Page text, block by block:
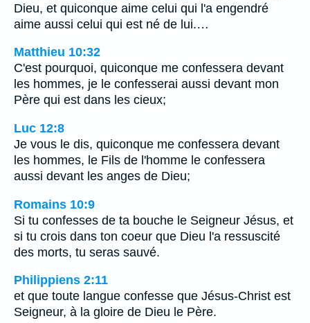
Dieu, et quiconque aime celui qui l'a engendré
aime aussi celui qui est né de lui.…
Matthieu 10:32
C'est pourquoi, quiconque me confessera devant
les hommes, je le confesserai aussi devant mon
Père qui est dans les cieux;
Luc 12:8
Je vous le dis, quiconque me confessera devant
les hommes, le Fils de l'homme le confessera
aussi devant les anges de Dieu;
Romains 10:9
Si tu confesses de ta bouche le Seigneur Jésus, et
si tu crois dans ton coeur que Dieu l'a ressuscité
des morts, tu seras sauvé.
Philippiens 2:11
et que toute langue confesse que Jésus-Christ est
Seigneur, à la gloire de Dieu le Père.